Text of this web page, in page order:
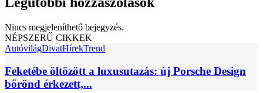
Nincs megjeleníthető bejegyzés.
NÉPSZERŰ CIKKEK
AutóvilágDivatHírekTrend
Feketébe öltözött a luxusutazás: új Porsche Design
bőrönd érkezett,...